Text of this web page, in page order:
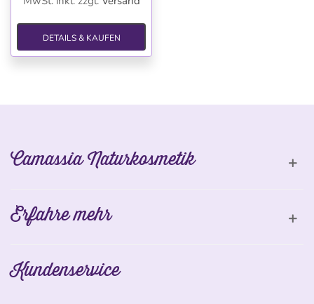
DETAILS & KAUFEN
Camassia Naturkosmetik
Erfahre mehr
Kundenservice